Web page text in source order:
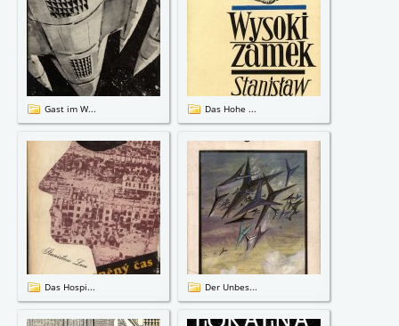
Gast im W... Das Hohe ...
Das Hospi... Der Unbes...